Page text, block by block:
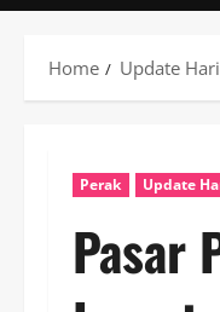
Home Update
Perak Update
Pasar